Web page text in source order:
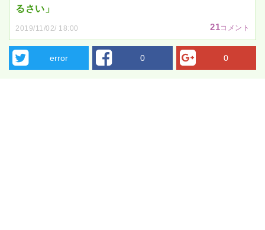
るさい」
2019/11/02/ 18:00 21コメント
error 0 0